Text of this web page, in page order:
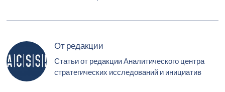
От редакции
Статьи от редакции Аналитического центра
стратегических исследований и инициатив